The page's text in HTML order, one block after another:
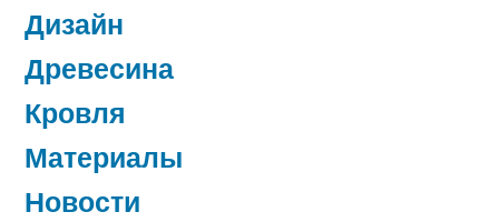
Дизайн
Древесина
Кровля
Материалы
Новости